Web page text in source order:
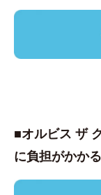
■オルビス ザ
に負担がかか